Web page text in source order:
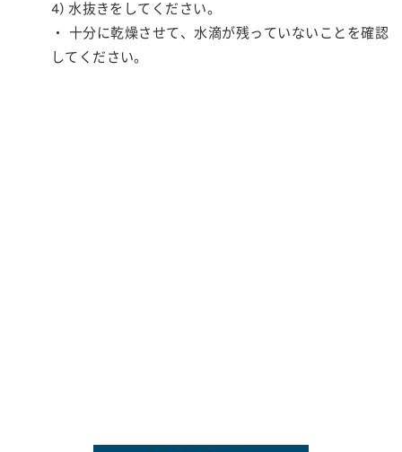
4) 水抜きをしてください。
・ 十分に乾燥させて、水滴が残っていないことを確認
してください。